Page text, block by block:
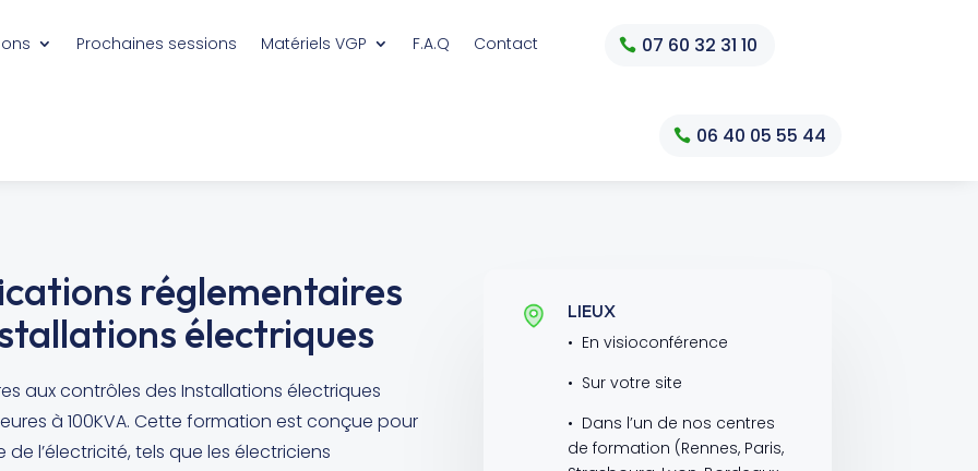
Prochaines sessions Matériels VGP F.A.Q Contact 07 60 32 31 10
06 40 05 55 44
réglementaires
électriques
aux contrôles des Installations électriques
à 100KVA. Cette formation est conçue pour
l’électricité, tels que les électriciens
LIEUX
• En visioconférence
• Sur votre site
• Dans l’un de nos centres
de formation (Rennes, Paris,